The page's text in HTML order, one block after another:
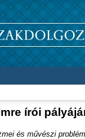
írói
és művészi